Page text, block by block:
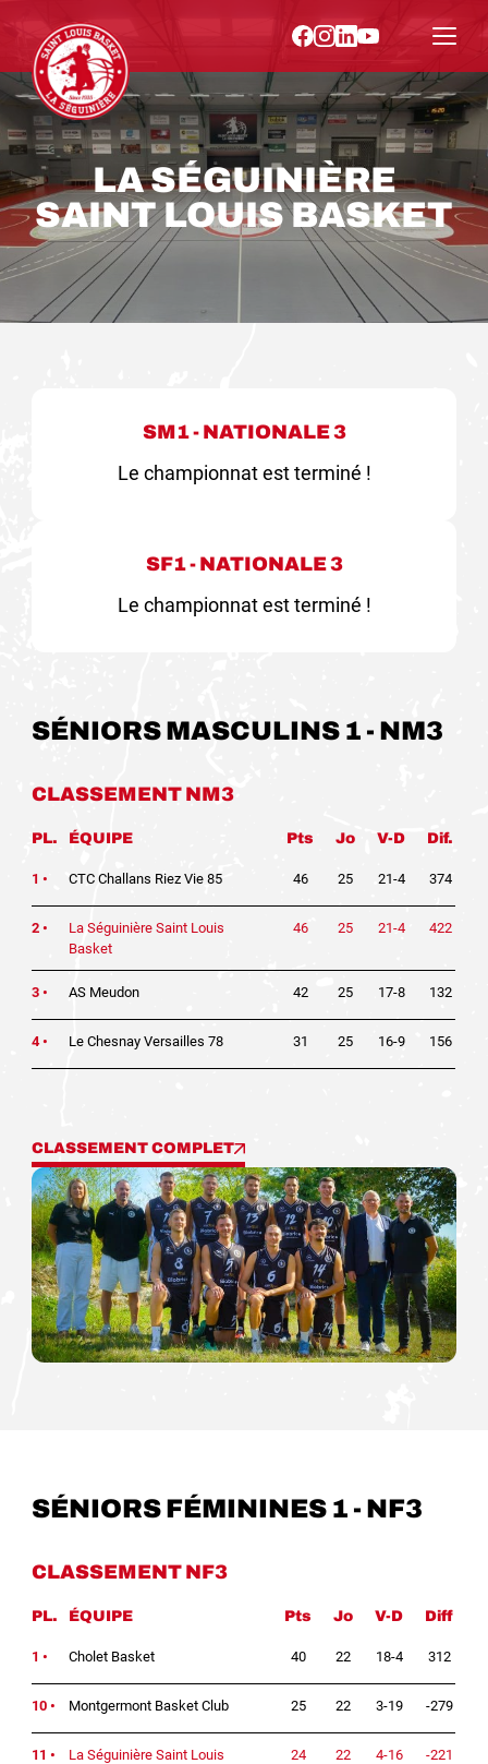
LA SÉGUINIÈRE
SAINT LOUIS BASKET
SM1 - NATIONALE 3
Le championnat est terminé !
SF1 - NATIONALE 3
Le championnat est terminé !
SÉNIORS MASCULINS 1 - NM3
CLASSEMENT NM3
PL. ÉQUIPE Pts Jo V-D Dif.
1 • CTC Challans Riez Vie 85 46 25 21-4 374
2 •
La Séguinière Saint Louis
Basket
46 25 21-4 422
3 • AS Meudon 42 25 17-8 132
4 • Le Chesnay Versailles 78 31 25 16-9 156
CLASSEMENT COMPLET
SÉNIORS FÉMININES 1 - NF3
CLASSEMENT NF3
PL. ÉQUIPE Pts Jo V-D Diff
1 • Cholet Basket 40 22 18-4 312
10 • Montgermont Basket Club 25 22 3-19 -279
11 •
La Séguinière Saint Louis
24 22 4-16 -221